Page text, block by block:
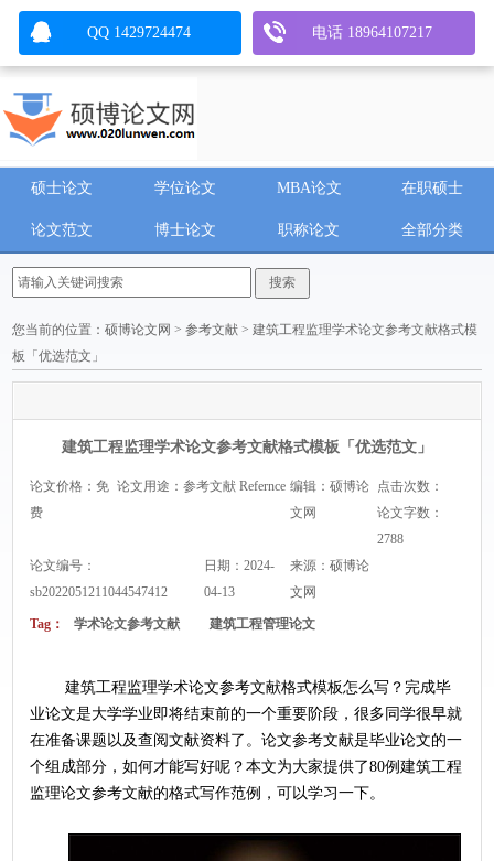
硕士论文 学位论文 MBA论文 在职硕士
论文范文 博士论文 职称论文 全部分类
您当前的位置：硕博论文网 >参考文献 > 建筑工程监理学术论文参考文献格式模
板「优选范文」
建筑工程监理学术论文参考文献格式模板「优选范文」
论文价格：免
费
论文用途：参考文献 Refernce 编辑：硕博论
文网
点击次数：
论文字数：
2788
论文编号：
sb2022051211044547412
日期：2024-
04-13
来源：硕博论
文网
Tag： 学术论文参考文献 建筑工程管理论文
	建筑工程监理学术论文参考文献格式模板怎么写？完成毕
业论文是大学学业即将结束前的一个重要阶段，很多同学很早就
在准备课题以及查阅文献资料了。论文参考文献是毕业论文的一
个组成部分，如何才能写好呢？本文为大家提供了80例建筑工程
监理论文参考文献的格式写作范例，可以学习一下。
QQ 1429724474 电话 18964107217